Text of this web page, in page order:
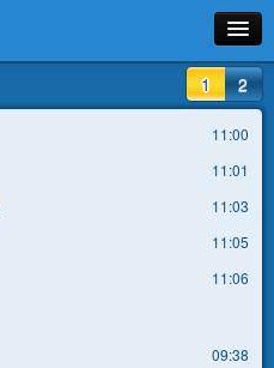
1 2
11:00
11:01
11:03
11:05
11:06
09:38